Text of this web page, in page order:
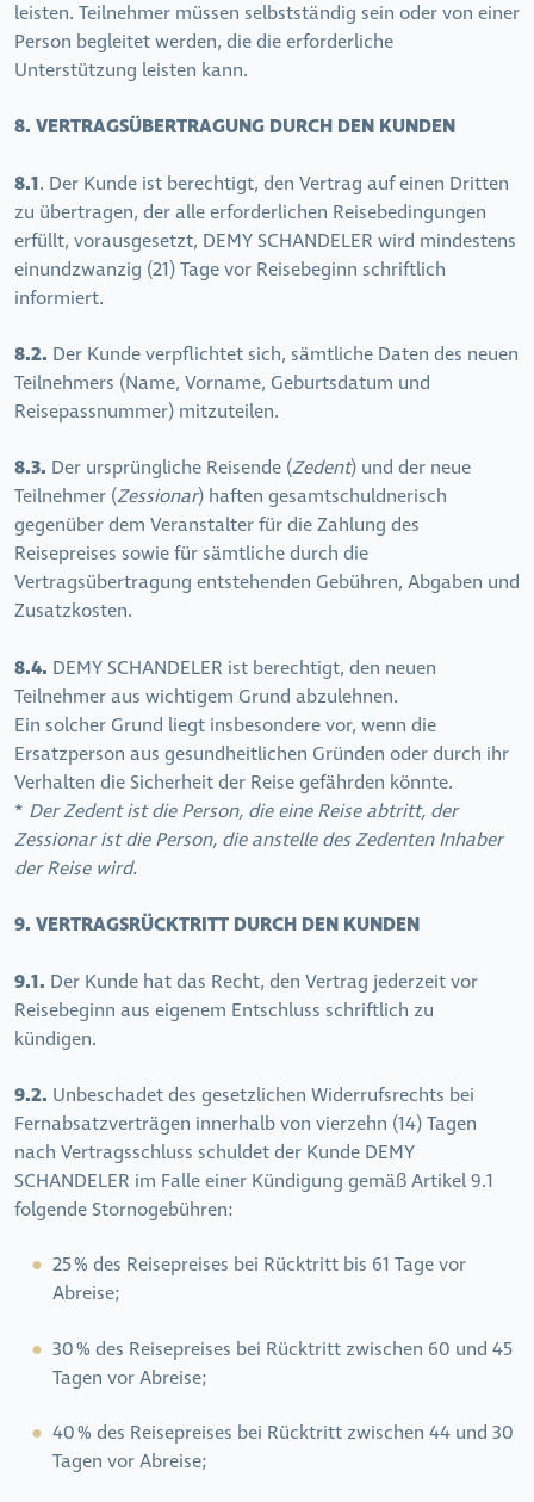
leisten. Teilnehmer müssen selbstständig sein oder von einer
Person begleitet werden, die die erforderliche
Unterstützung leisten kann.
8. VERTRAGSÜBERTRAGUNG DURCH DEN KUNDEN
8.1. Der Kunde ist berechtigt, den Vertrag auf einen Dritten
zu übertragen, der alle erforderlichen Reisebedingungen
erfüllt, vorausgesetzt, DEMY SCHANDELER wird mindestens
einundzwanzig (21) Tage vor Reisebeginn schriftlich
informiert.
8.2. Der Kunde verpflichtet sich, sämtliche Daten des neuen
Teilnehmers (Name, Vorname, Geburtsdatum und
Reisepassnummer) mitzuteilen.
8.3. Der ursprüngliche Reisende (Zedent) und der neue
Teilnehmer (Zessionar) haften gesamtschuldnerisch
gegenüber dem Veranstalter für die Zahlung des
Reisepreises sowie für sämtliche durch die
Vertragsübertragung entstehenden Gebühren, Abgaben und
Zusatzkosten.
8.4. DEMY SCHANDELER ist berechtigt, den neuen
Teilnehmer aus wichtigem Grund abzulehnen.
Ein solcher Grund liegt insbesondere vor, wenn die
Ersatzperson aus gesundheitlichen Gründen oder durch ihr
Verhalten die Sicherheit der Reise gefährden könnte.
* Der Zedent ist die Person, die eine Reise abtritt, der
Zessionar ist die Person, die anstelle des Zedenten Inhaber
der Reise wird.
9. VERTRAGSRÜCKTRITT DURCH DEN KUNDEN
9.1. Der Kunde hat das Recht, den Vertrag jederzeit vor
Reisebeginn aus eigenem Entschluss schriftlich zu
kündigen.
9.2. Unbeschadet des gesetzlichen Widerrufsrechts bei
Fernabsatzverträgen innerhalb von vierzehn (14) Tagen
nach Vertragsschluss schuldet der Kunde DEMY
SCHANDELER im Falle einer Kündigung gemäß Artikel 9.1
folgende Stornogebühren:
25 % des Reisepreises bei Rücktritt bis 61 Tage vor
Abreise;
30 % des Reisepreises bei Rücktritt zwischen 60 und 45
Tagen vor Abreise;
40 % des Reisepreises bei Rücktritt zwischen 44 und 30
Tagen vor Abreise;